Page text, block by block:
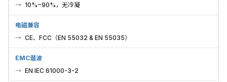
10%~90%，无冷凝
电磁兼容
CE、FCC（EN 55032 & EN 55035）
EMC谐波
EN IEC 61000-3-2